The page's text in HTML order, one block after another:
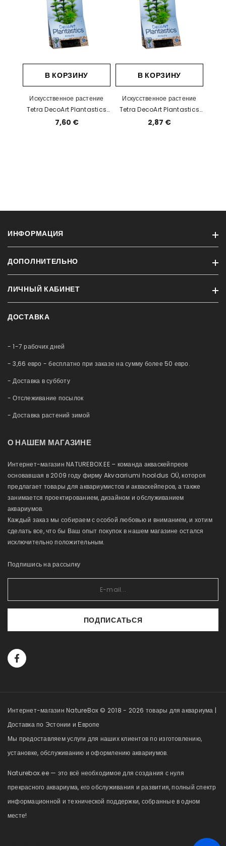
В КОРЗИНУ
Искусственное растение
Tetra DecoArt Plantastics
Ambulia L
7,60 €
В КОРЗИНУ
Искусственное растение
Tetra DecoArt Plantastics
Ambulia S
2,87 €
ИНФОРМАЦИЯ
Информация о доставке
Условия
Обслуживание аквариумов
Рассрочка
Блог
ДОПОЛНИТЕЛЬНО
Бренды
Новые продукты
ЛИЧНЫЙ КАБИНЕТ
Профиль
Приобретённые товары
Список желаний
Сравнение
ДОСТАВКА
- 1-7 рабочих дней
- 3,66 евро - бесплатно при заказе на сумму более 50 евро.
- Доставка в субботу
- Отслеживание посылок
- Доставка растений зимой
О НАШЕМ МАГАЗИНЕ
Интернет-магазин NATUREBOX.EE – команда акваскейпреов
основавшая в 2009 году фирму Akvaariumi hooldus OÜ, котороя
предлагает товары для аквариумистов и акваскейперов, а также
занимается проектированием, дизайном и обслуживанием
аквариумов.
Каждый заказ мы собираем с особой любовью и вниманием, и хотим
сделать все, что бы Ваш опыт покупок в нашем магазине остался
исключительно положительным.
Подпишись на рассылку
ПОДПИСАТЬСЯ
Интернет-магазин NatureBox © 2018 - 2026 товары для аквариума |
Доставка по Эстонии и Европе
Мы предоставляем услуги для наших клиентов по изготовлению,
установке, обслуживанию и оформлению аквариумов.
Naturebox.ee — это всё необходимое для создания с нуля
прекрасного аквариума, его обслуживания и развития, полный спектр
информационной и технической поддержки, собранные в одном
месте!